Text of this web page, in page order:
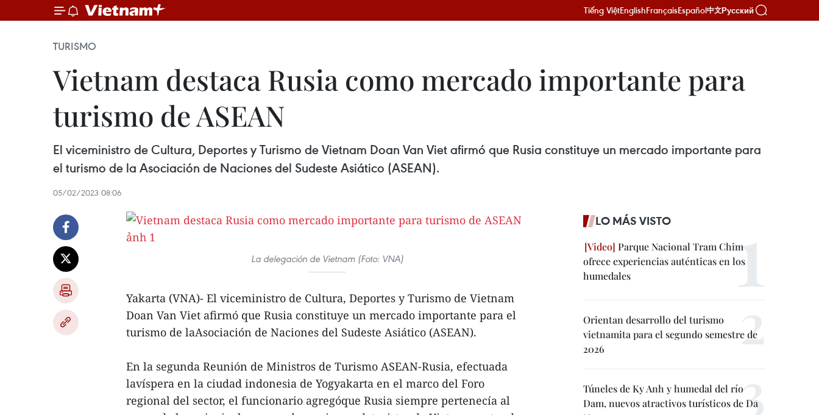
Tiếng ViệtEnglishFrançaisEspañol中文Русский
TURISMO
Vietnam destaca Rusia como mercado importante para
turismo de ASEAN
El viceministro de Cultura, Deportes y Turismo de Vietnam Doan Van Viet afirmó que Rusia constituye un mercado importante para
el turismo de la Asociación de Naciones del Sudeste Asiático (ASEAN).
05/02/2023 08:06
La delegación de Vietnam (Foto: VNA)
Yakarta (VNA)- El viceministro de Cultura, Deportes y Turismo de Vietnam
Doan Van Viet afirmó que Rusia constituye un mercado importante para el
turismo de laAsociación de Naciones del Sudeste Asiático (ASEAN).
En la segunda Reunión de Ministros de Turismo ASEAN-Rusia, efectuada
lavíspera en la ciudad indonesia de Yogyakarta en el marco del Foro
regional del sector, el funcionario agregóque Rusia siempre pertenecía al
LO MÁS VISTO
Parque Nacional Tram Chim
ofrece experiencias auténticas en los
humedales
Orientan desarrollo del turismo
vietnamita para el segundo semestre de
2026
Túneles de Ky Anh y humedal del río
Dam, nuevos atractivos turísticos de Da